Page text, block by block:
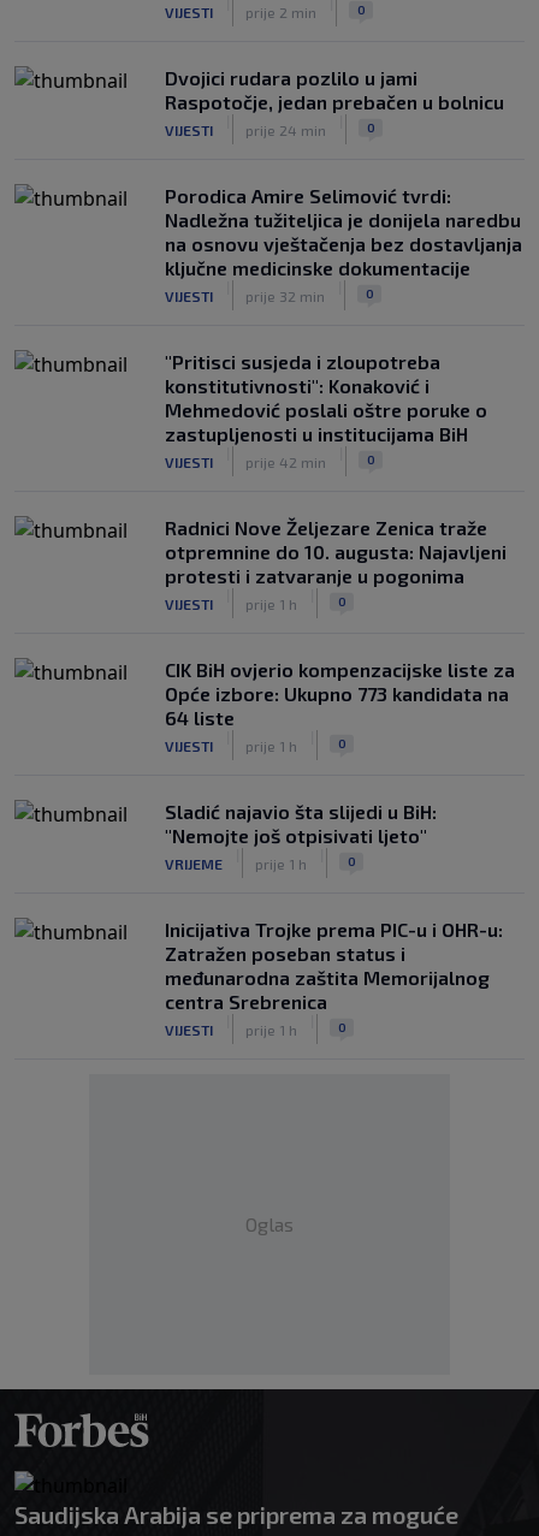
VIJESTI prije 2 min 0
Dvojici rudara pozlilo u jami
Raspotočje, jedan prebačen u bolnicu
VIJESTI prije 24 min 0
Porodica Amire Selimović tvrdi:
Nadležna tužiteljica je donijela naredbu
na osnovu vještačenja bez dostavljanja
ključne medicinske dokumentacije
VIJESTI prije 32 min 0
"Pritisci susjeda i zloupotreba
konstitutivnosti": Konaković i
Mehmedović poslali oštre poruke o
zastupljenosti u institucijama BiH
VIJESTI prije 42 min 0
Radnici Nove Željezare Zenica traže
otpremnine do 10. augusta: Najavljeni
protesti i zatvaranje u pogonima
VIJESTI prije 1 h 0
CIK BiH ovjerio kompenzacijske liste za
Opće izbore: Ukupno 773 kandidata na
64 liste
VIJESTI prije 1 h 0
Sladić najavio šta slijedi u BiH:
"Nemojte još otpisivati ljeto"
VRIJEME prije 1 h 0
Inicijativa Trojke prema PIC-u i OHR-u:
Zatražen poseban status i
međunarodna zaštita Memorijalnog
centra Srebrenica
VIJESTI prije 1 h 0
Oglas
Saudijska Arabija se priprema za moguće